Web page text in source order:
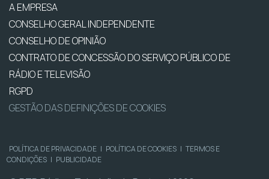
A EMPRESA
CONSELHO GERAL INDEPENDENTE
CONSELHO DE OPINIÃO
CONTRATO DE CONCESSÃO DO SERVIÇO PÚBLICO DE
RÁDIO E TELEVISÃO
RGPD
GESTÃO DAS DEFINIÇÕES DE COOKIES
POLÍTICA DE PRIVACIDADE | POLÍTICA DE COOKIES | TERMOS E
CONDIÇÕES | PUBLICIDADE